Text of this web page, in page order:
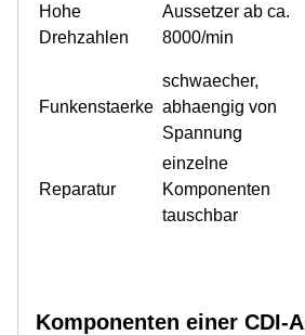
Hohe
Drehzahlen
Aussetzer ab ca.
8000/min
Funkenstaerke
schwaecher,
abhaengig von
Spannung
Reparatur
einzelne
Komponenten
tauschbar
Komponenten einer CDI-